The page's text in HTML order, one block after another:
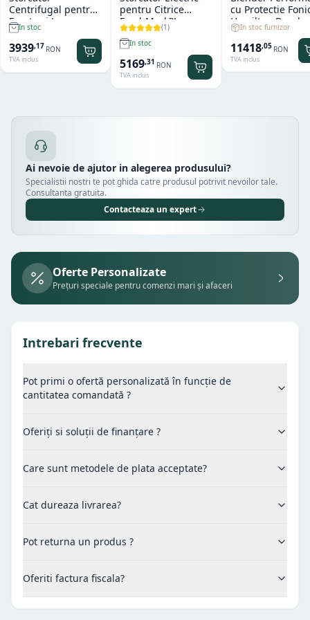
Centrifugal pentru
Fructe si Legume
Hendi Profi Line
Titan
In stoc
3939,17 RON
TVA inclus
pentru Citrice
FreshMark™
Hamilton Beach
(1)
In stoc
5169,31 RON
TVA inclus
cu Protectie
Hamilton Beach
Summit® Edge
In stoc furnizor
11418,05 RON
TVA inclus
Ai nevoie de ajutor in alegerea produsului?
Specialistii nostri te pot ghida catre produsul potrivit nevoilor tale.
Consultanta gratuita.
Contacteaza un expert
Oferte Personalizate
Prețuri speciale pentru comenzi mari și afaceri
Intrebari frecvente
Pot primi o ofertă personalizată în funcție de
cantitatea comandată ?
Oferiți si soluții de finanțare ?
Care sunt metodele de plata acceptate?
Cat dureaza livrarea?
Pot returna un produs ?
Oferiti factura fiscala?